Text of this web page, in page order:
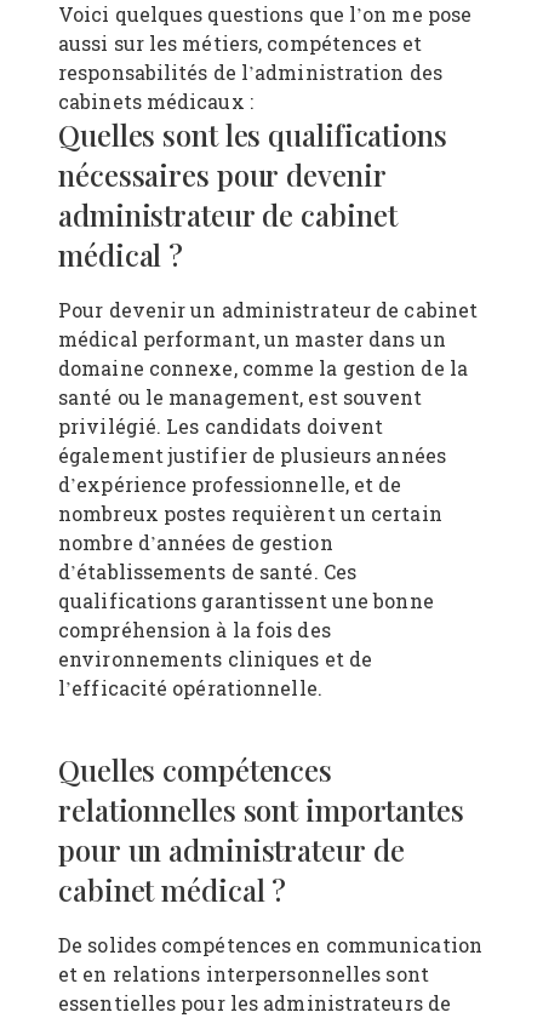
Voici quelques questions que l’on me pose
aussi sur les métiers, compétences et
responsabilités de l’administration des
cabinets médicaux :
Quelles sont les qualifications
nécessaires pour devenir
administrateur de cabinet
médical ?
Pour devenir un administrateur de cabinet
médical performant, un master dans un
domaine connexe, comme la gestion de la
santé ou le management, est souvent
privilégié. Les candidats doivent
également justifier de plusieurs années
d’expérience professionnelle, et de
nombreux postes requièrent un certain
nombre d’années de gestion
d’établissements de santé. Ces
qualifications garantissent une bonne
compréhension à la fois des
environnements cliniques et de
l’efficacité opérationnelle.
Quelles compétences
relationnelles sont importantes
pour un administrateur de
cabinet médical ?
De solides compétences en communication
et en relations interpersonnelles sont
essentielles pour les administrateurs de